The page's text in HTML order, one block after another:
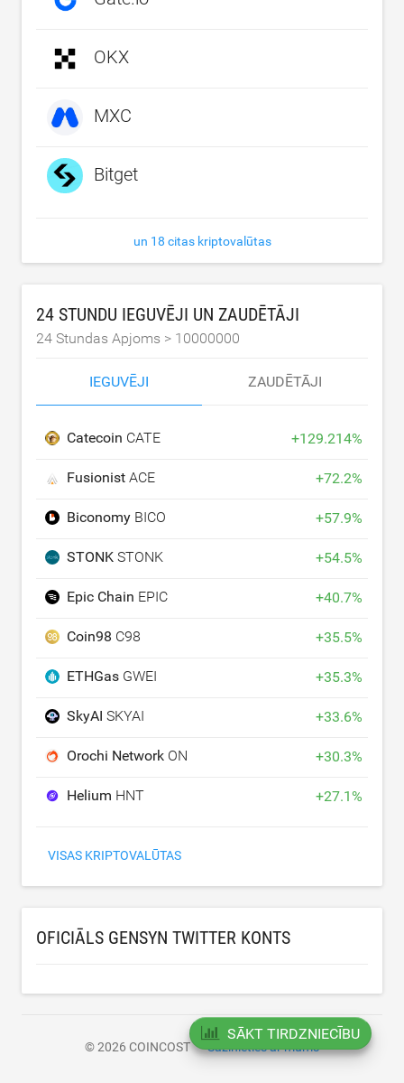
OKX
MXC
Bitget
un 18 citas kriptovalūtas
24 STUNDU IEGUVĒJI UN ZAUDĒTĀJI
24 Stundas Apjoms > 10000000
IEGUVĒJI ZAUDĒTĀJI
Catecoin CATE +129.214%
Fusionist ACE +72.2%
Biconomy BICO +57.9%
STONK STONK +54.5%
Epic Chain EPIC +40.7%
Coin98 C98 +35.5%
ETHGas GWEI +35.3%
SkyAI SKYAI +33.6%
Orochi Network ON +30.3%
Helium HNT +27.1%
VISAS KRIPTOVALŪTAS
OFICIĀLS GENSYN TWITTER KONTS
© 2026 COINCOST Sazinieties ar mums
SĀKT TIRDZNIECĪBU